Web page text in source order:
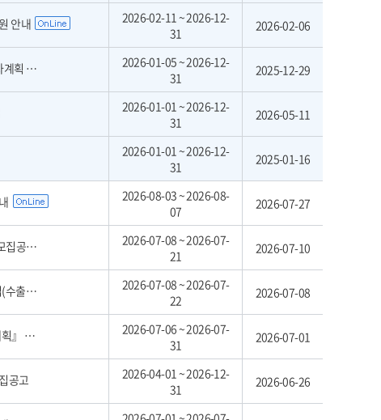
안내
2026-02-11 ~ 2026-12-
31
2026-02-06
안내
2026-01-05 ~ 2026-12-
31
2025-12-29
2026-01-01 ~ 2026-12-
31
2026-05-11
2026-01-01 ~ 2026-12-
31
2025-01-16
2026-08-03 ~ 2026-08-
07
2026-07-27
처 4차)
2026-07-08 ~ 2026-07-
21
2026-07-10
집 공고
2026-07-08 ~ 2026-07-
22
2026-07-08
고
2026-07-06 ~ 2026-07-
31
2026-07-01
공고
2026-04-01 ~ 2026-12-
31
2026-06-26